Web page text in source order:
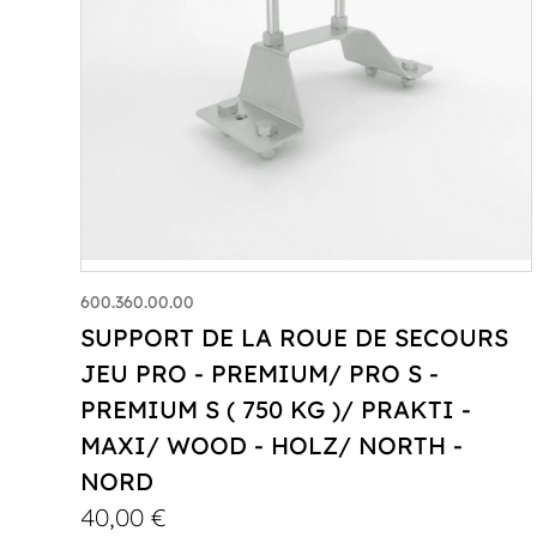
600.360.00.00
SUPPORT DE LA ROUE DE SECOURS
JEU PRO - PREMIUM/ PRO S -
PREMIUM S ( 750 KG )/ PRAKTI -
MAXI/ WOOD - HOLZ/ NORTH -
NORD
40,00€